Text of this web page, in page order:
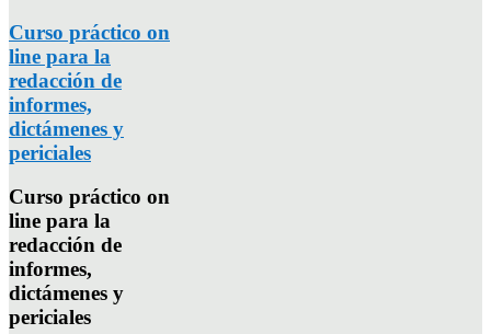
Curso práctico on
line para la
redacción de
informes,
dictámenes y
periciales
Curso práctico on
line para la
redacción de
informes,
dictámenes y
periciales